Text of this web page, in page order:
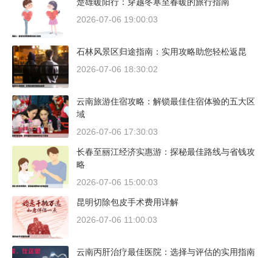
2026-07-06 19:00:03
石林风景区归途指南：实用攻略助您轻松返昆
2026-07-06 18:30:02
云南旅游住宿攻略：解锁最佳住宿体验的五大区
域
2026-07-06 17:30:03
长春至丽江经济实惠游：探秘最佳路线与省钱攻
略
2026-07-06 15:00:03
昆明切除包皮手术费用详解
2026-07-06 11:00:03
云南丙肝治疗最佳医院：选择与评估的实用指南